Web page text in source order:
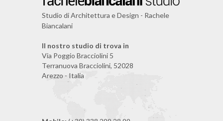
Studio di Architettura e Design - Rachele
Biancalani
Il nostro studio di trova in
Via Poggio Bracciolini 5
Terranuova Bracciolini, 52028
Arezzo - Italia